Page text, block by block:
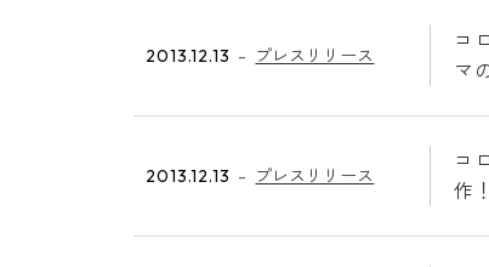
2013.12.13 プレスリリース
コ
マ
2013.12.13 プレスリリース
コ
作